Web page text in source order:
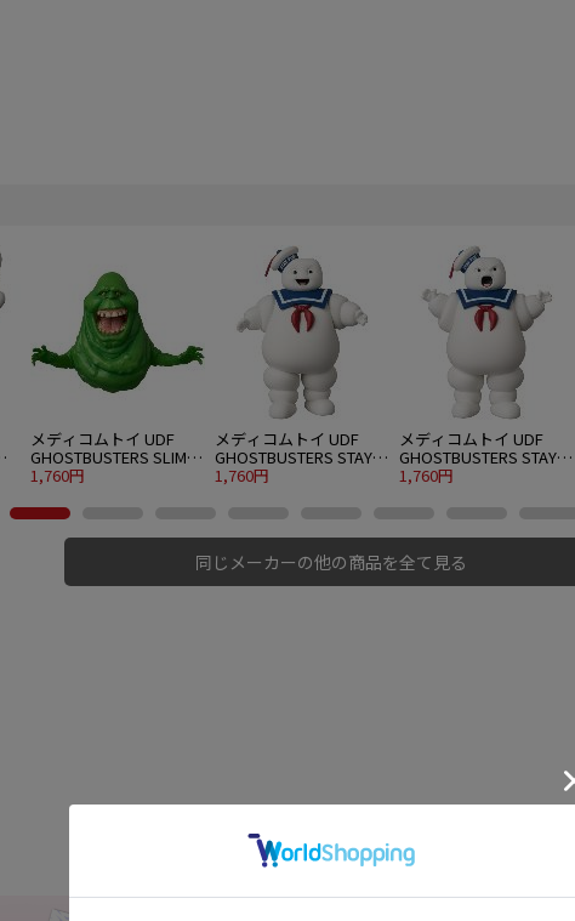
メディコムトイ UDF
GHOSTBUSTERS SLIMER
(GREEN GHOST)
1,760円
メディコムトイ UDF
GHOSTBUSTERS STAY
PUFT MARSHMALLOW
1,760円
メディコムトイ UDF
GHOSTBUSTERS STAY
PUFT MARSHMALLOW
1,760円
同じメーカーの他の商品を全て見る